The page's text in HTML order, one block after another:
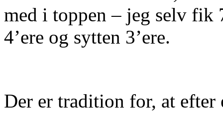
med i toppen – jeg selv fik
4’ere og sytten 3’ere.
Der er tradition for, at efter